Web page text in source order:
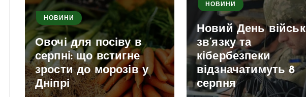
НОВИНИ
Овочі для посіву в
серпні: що встигне
зрости до морозів у
Дніпрі
НОВИНИ
Новий День військ
зв’язку та
кібербезпеки
відзначатимуть 8
серпня